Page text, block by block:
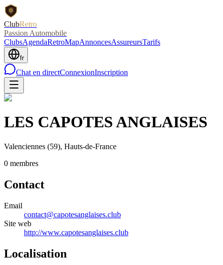
ClubRetro
Passion Automobile
ClubsAgendaRetroMapAnnoncesAssureursTarifs
fr
Chat en directConnexionInscription
LES CAPOTES ANGLAISES
Valenciennes (59), Hauts-de-France
0 membres
Contact
Email
contact@capotesanglaises.club
Site web
http://www.capotesanglaises.club
Localisation